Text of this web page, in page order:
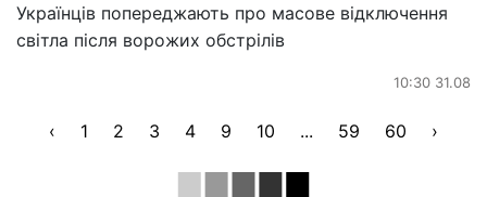
Українців попереджають про масове відключення
світла після ворожих обстрілів
10:30 31.08
‹ 1 2 3 4 9 10 ... 59 60 ›